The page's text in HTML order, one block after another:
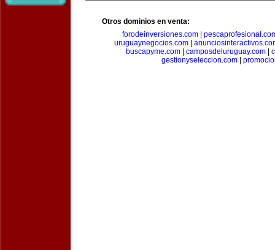
Otros dominios en venta:
forodeinversiones.com
uruguaynegocios.com|
buscapyme.com
camposdeluruguay.com
gestionyseleccion.com|